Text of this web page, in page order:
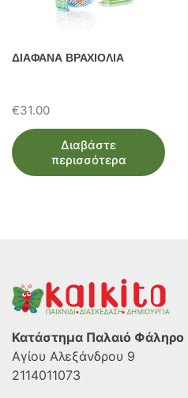
ΔΙΑΦΑΝΑ ΒΡΑΧΙΟΛΙΑ
€31.00
Διαβάστε
περισσότερα
Κατάστημα Παλαιό Φάληρο
Αγίου Αλεξάνδρου 9
2114011073